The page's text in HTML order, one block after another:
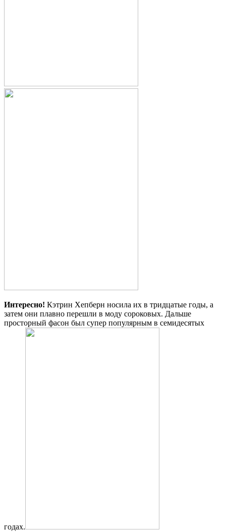
Интересно! Кэтрин Хепберн носила их в тридцатые годы, а
затем они плавно перешли в моду сороковых. Дальше
просторный фасон был супер популярным в семидесятых
годах.